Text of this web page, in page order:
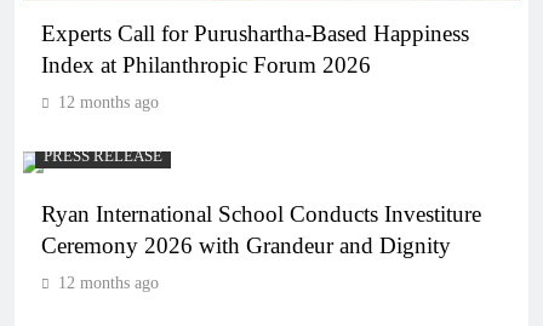
Experts Call for Purushartha-Based Happiness
Index at Philanthropic Forum 2026
12 months ago
PRESS RELEASE
Ryan International School Conducts Investiture
Ceremony 2026 with Grandeur and Dignity
12 months ago